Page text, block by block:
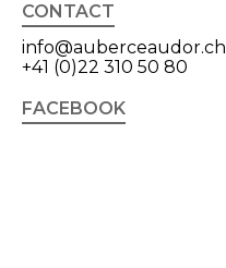
CONTACT
info@auberceaudor.ch
+41 (0)22 310 50 80
FACEBOOK